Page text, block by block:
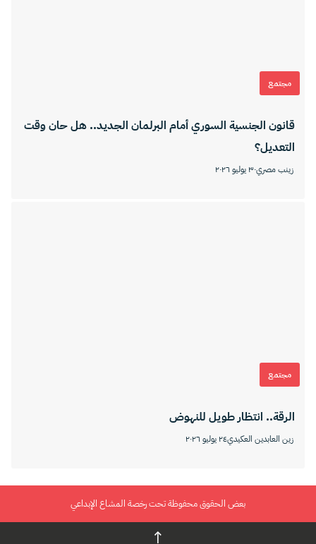
مجتمع
قانون الجنسية السوري أمام البرلمان الجديد.. هل حان وقت
التعديل؟
زينب مصري٣٠ يوليو ٢٠٢٦
مجتمع
الرقة.. انتظار طويل للنهوض
زين العابدين العكيدي٢٤ يوليو ٢٠٢٦
بعض الحقوق محفوظة تحت رخصة المشاع الإبداعي
↑